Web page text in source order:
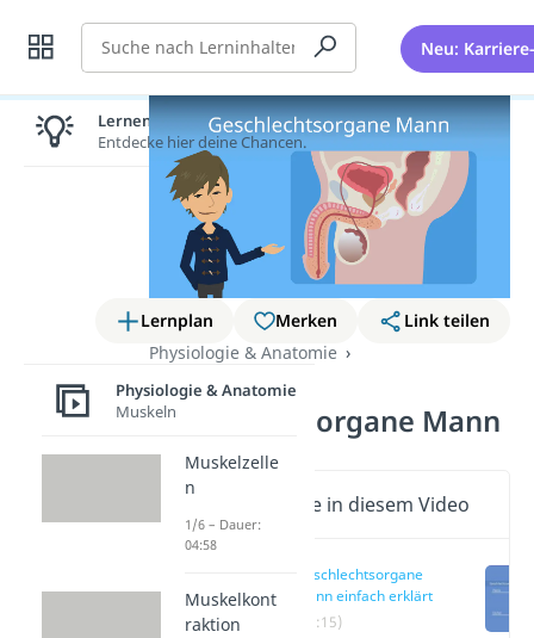
Suche Neu:
Lernplan Merken
Link teilen
Physiologie & Anatomie
Geschlechtsorgane
Geschlechtsorgane Mann
Wichtige Inhalte in diesem Video
Geschlechtsorgane
Mann einfach erklärt
(00:15)
Lernen lohnt sich!
Entdecke hier deine Chancen.
Physiologie & Anatomie
Muskeln
Muskelzelle
n
1/6 – Dauer:
04:58
Muskelkont
raktion